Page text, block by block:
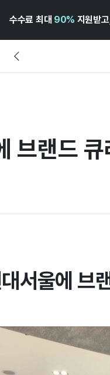
수수료 최대 90% 지원받
브랜드
서울에 브